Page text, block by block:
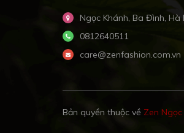
Ngọc Khánh, Ba Đình, Hà
0812640511
care@zenfashion.com.vn
Bản quyền thuộc về Zen Ngọc